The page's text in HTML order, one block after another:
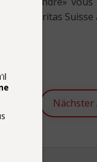
de Caritas